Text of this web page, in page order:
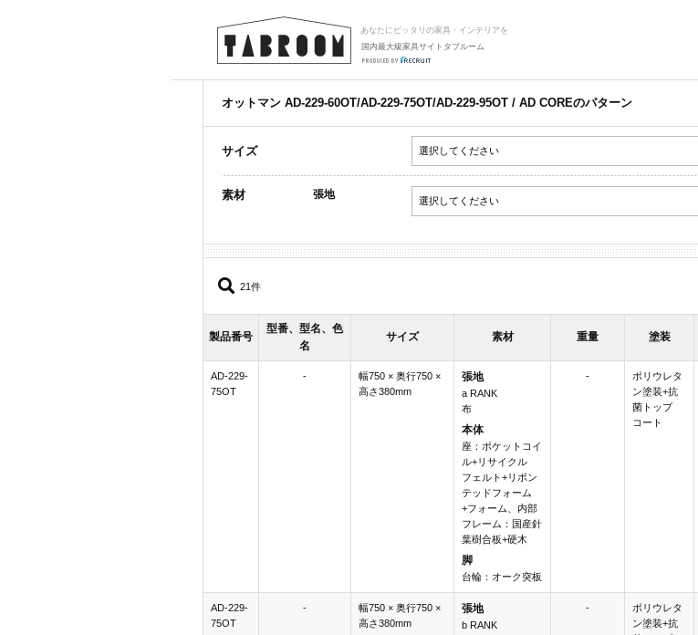
あなたにピッタリの家具・インテリアを
国内最大級家具サイトタブルーム
オットマン AD-229-60OT/AD-229-75OT/AD-229-95OT / AD COREのパターン
サイズ
素材 張地
21件
製品番号
型番、型名、色
名
サイズ 素材 重量 塗装
AD-229-
75OT
-
幅750 × 奥行750 ×
高さ380mm
張地
a RANK
布
本体
座：ポケットコイ
ル+リサイクル
フェルト+リボン
テッドフォーム
+フォーム、内部
フレーム：国産針
葉樹合板+硬木
脚
台輪：オーク突板
-
ポリウレタ
ン塗装+抗
菌トップ
コート
AD-229-
75OT
-
幅750 × 奥行750 ×
高さ380mm
張地
b RANK
-
ポリウレタ
ン塗装+抗